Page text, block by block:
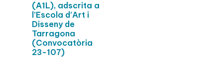
(A1L), adscrita a
l’Escola d’Art i
Disseny de
Tarragona
(Convocatòria
23-107)